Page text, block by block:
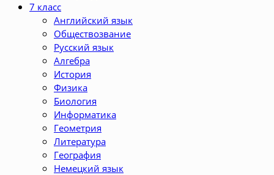
7 класс
Английский язык
Обществозвание
Русский язык
Алгебра
История
Физика
Биология
Информатика
Геометрия
Литература
География
Немецкий язык